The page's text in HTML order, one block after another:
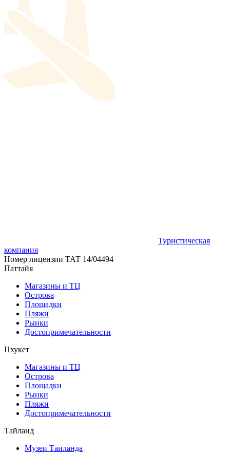
Туристическая
компания
Номер лицензии ТАТ 14/04494
Паттайя
Магазины и ТЦ
Острова
Площадки
Пляжи
Рынки
Достопримечательности
Пхукет
Магазины и ТЦ
Острова
Площадки
Рынки
Пляжи
Достопримечательности
Тайланд
Музеи Таиланда